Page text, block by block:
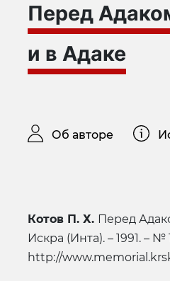
Перед
и в Адаке
Об авторе
Котов П. Х. Перед
Искра (Инта). – 1991. – №
http://